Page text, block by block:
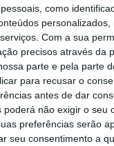
como
Com a sua
precisos através da
parte e pela parte
para recusar o
antes de dar
poderá não exigir o
preferências serão
seu consentimento a